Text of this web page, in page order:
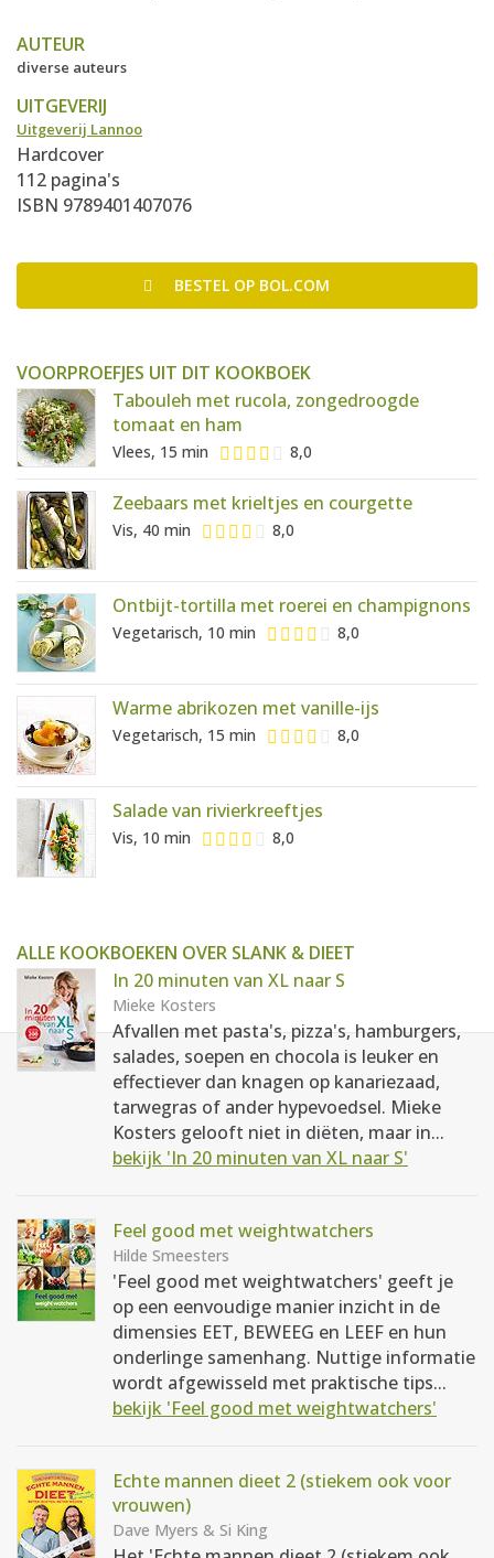
AUTEUR
diverse auteurs
UITGEVERIJ
Uitgeverij Lannoo
Hardcover
112 pagina's
ISBN 9789401407076
BESTEL OP BOL.COM
VOORPROEFJES UIT DIT KOOKBOEK
Tabouleh met rucola, zongedroogde
tomaat en ham
Vlees, 15 min 8,0
Zeebaars met krieltjes en courgette
Vis, 40 min 8,0
Ontbijt-tortilla met roerei en champignons
Vegetarisch, 10 min 8,0
Warme abrikozen met vanille-ijs
Vegetarisch, 15 min 8,0
Salade van rivierkreeftjes
Vis, 10 min 8,0
ALLE KOOKBOEKEN OVER SLANK & DIEET
In 20 minuten van XL naar S
Mieke Kosters
Afvallen met pasta's, pizza's, hamburgers,
salades, soepen en chocola is leuker en
effectiever dan knagen op kanariezaad,
tarwegras of ander hypevoedsel. Mieke
Kosters gelooft niet in diëten, maar in...
bekijk 'In 20 minuten van XL naar S'
Feel good met weightwatchers
Hilde Smeesters
'Feel good met weightwatchers' geeft je
op een eenvoudige manier inzicht in de
dimensies EET, BEWEEG en LEEF en hun
onderlinge samenhang. Nuttige informatie
wordt afgewisseld met praktische tips...
bekijk 'Feel good met weightwatchers'
Echte mannen dieet 2 (stiekem ook voor
vrouwen)
Dave Myers & Si King